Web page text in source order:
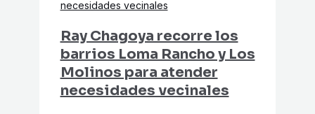
Ray Chagoya recorre los
barrios Loma Rancho y Los
Molinos para atender
necesidades vecinales